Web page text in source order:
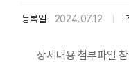
등록일 2024.07.12
상세내용 첨부파일